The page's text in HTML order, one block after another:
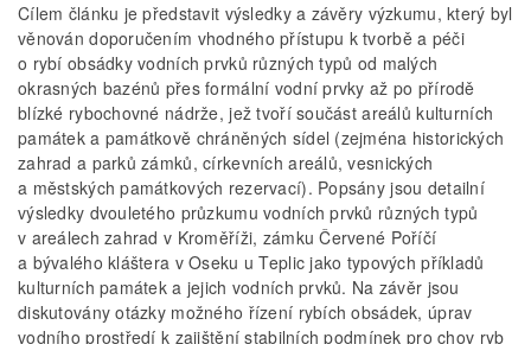
Cílem článku je představit výsledky a závěry výzkumu, který byl
věnován doporučením vhodného přístupu k tvorbě a péči
o rybí obsádky vodních prvků různých typů od malých
okrasných bazénů přes formální vodní prvky až po přírodě
blízké rybochovné nádrže, jež tvoří součást areálů kulturních
památek a památkově chráněných sídel (zejména historických
zahrad a parků zámků, církevních areálů, vesnických
a městských památkových rezervací). Popsány jsou detailní
výsledky dvouletého průzkumu vodních prvků různých typů
v areálech zahrad v Kroměříži, zámku Červené Poříčí
a bývalého kláštera v Oseku u Teplic jako typových příkladů
kulturních památek a jejich vodních prvků. Na závěr jsou
diskutovány otázky možného řízení rybích obsádek, úprav
vodního prostředí k zajištění stabilních podmínek pro chov ryb